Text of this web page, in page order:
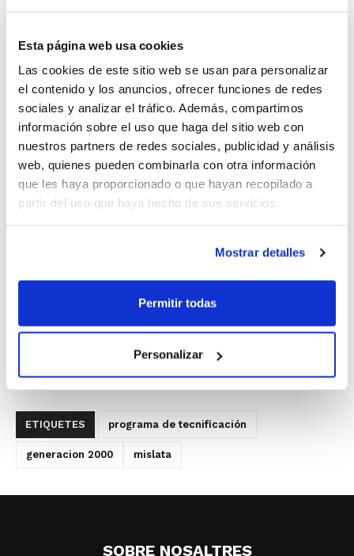
Esta página web usa cookies
Las cookies de este sitio web se usan para personalizar
el contenido y los anuncios, ofrecer funciones de redes
sociales y analizar el tráfico. Además, compartimos
información sobre el uso que haga del sitio web con
nuestros partners de redes sociales, publicidad y análisis
web, quienes pueden combinarla con otra información
que les haya proporcionado o que hayan recopilado a
partir del uso que haya hecho de sus servicios.
Mostrar detalles
Permitir todas
Personalizar
Pabellón Municipal El Quint, y sirvió para que los
seleccionadores autonómicos siguieran conociendo
más a fondo a los jugadores/as, sobre todo aquellos
que se han incorporado procedentes de las Jornadas
Técnicas de Detección celebradas recientemente.
ETIQUETES programa de tecnificación
generacion 2000 mislata
SOBRE NOSALTRES